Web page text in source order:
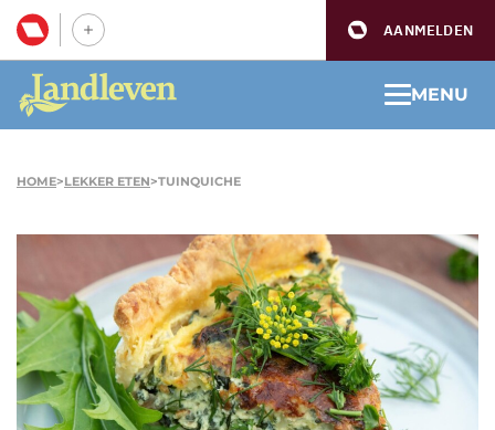
AANMELDEN
MENU
HOME>LEKKER ETEN>TUINQUICHE